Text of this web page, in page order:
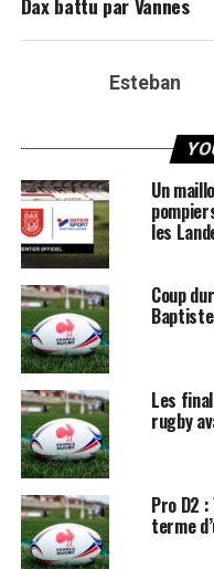
Esteban
Un
les
Coup
Les
rugby
Pro D2
terme